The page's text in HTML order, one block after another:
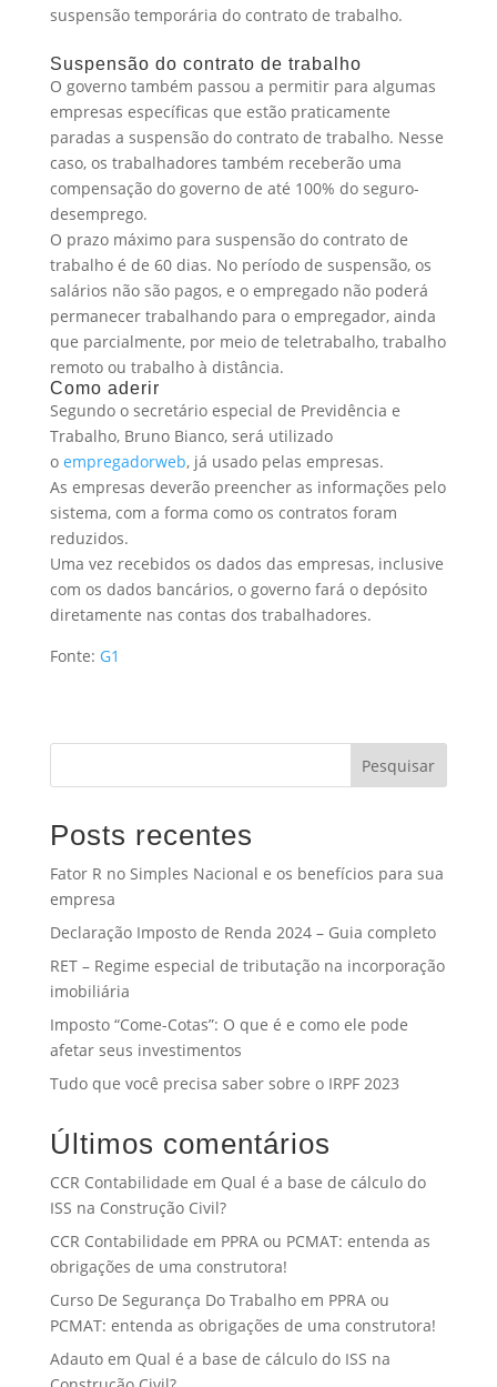
suspensão temporária do contrato de trabalho.
Suspensão do contrato de trabalho
O governo também passou a permitir para algumas
empresas específicas que estão praticamente
paradas a suspensão do contrato de trabalho. Nesse
caso, os trabalhadores também receberão uma
compensação do governo de até 100% do seguro-
desemprego.
O prazo máximo para suspensão do contrato de
trabalho é de 60 dias. No período de suspensão, os
salários não são pagos, e o empregado não poderá
permanecer trabalhando para o empregador, ainda
que parcialmente, por meio de teletrabalho, trabalho
remoto ou trabalho à distância.
Como aderir
Segundo o secretário especial de Previdência e
Trabalho, Bruno Bianco, será utilizado
o empregadorweb, já usado pelas empresas.
As empresas deverão preencher as informações pelo
sistema, com a forma como os contratos foram
reduzidos.
Uma vez recebidos os dados das empresas, inclusive
com os dados bancários, o governo fará o depósito
diretamente nas contas dos trabalhadores.
Fonte: G1
Pesquisar
Posts recentes
Fator R no Simples Nacional e os benefícios para sua
empresa
Declaração Imposto de Renda 2024 – Guia completo
RET – Regime especial de tributação na incorporação
imobiliária
Imposto “Come-Cotas”: O que é e como ele pode
afetar seus investimentos
Tudo que você precisa saber sobre o IRPF 2023
Últimos comentários
CCR Contabilidade em Qual é a base de cálculo do
ISS na Construção Civil?
CCR Contabilidade em PPRA ou PCMAT: entenda as
obrigações de uma construtora!
Curso De Segurança Do Trabalhoem PPRA ou
PCMAT: entenda as obrigações de uma construtora!
Adautoem Qual é a base de cálculo do ISS na